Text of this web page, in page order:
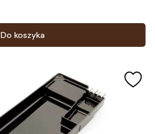
Do koszyka